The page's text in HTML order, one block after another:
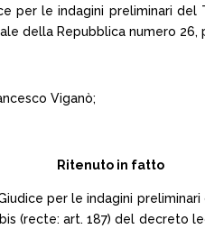
per le indagini preliminari
della Repubblica numero 26,
Viganò;
Ritenuto in fatto
per le indagini
(recte: art. 187) del decreto